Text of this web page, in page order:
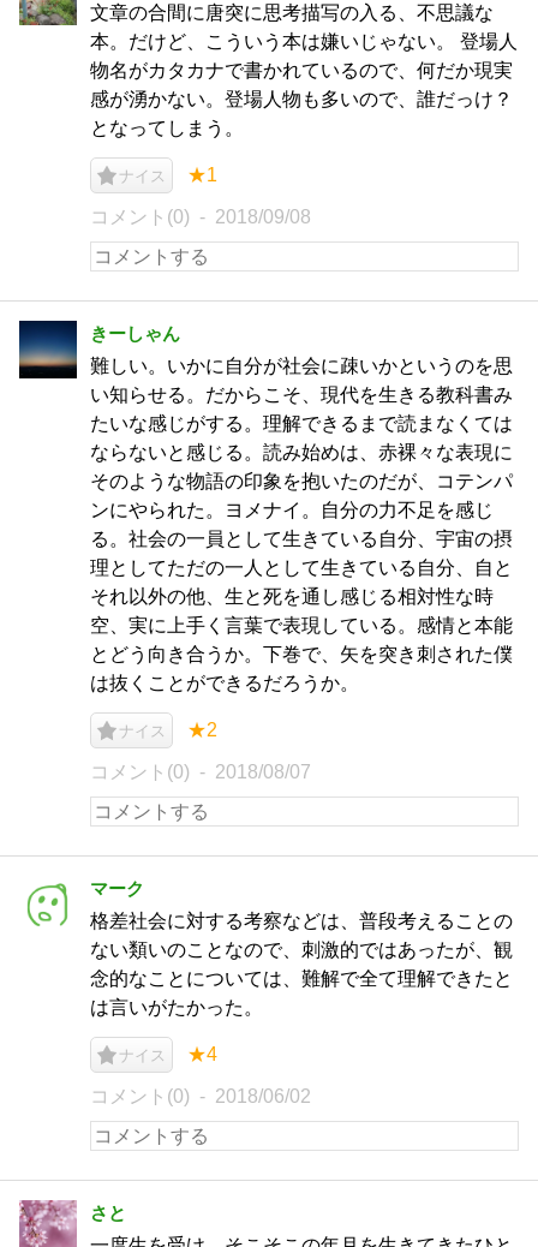
文章の合間に唐突に思考描写の入る、不思議な
本。だけど、こういう本は嫌いじゃない。 登場人
物名がカタカナで書かれているので、何だか現実
感が湧かない。登場人物も多いので、誰だっけ？
となってしまう。
ナイス ★1
コメント(0) 2018/09/08
きーしゃん
難しい。いかに自分が社会に疎いかというのを思
い知らせる。だからこそ、現代を生きる教科書み
たいな感じがする。理解できるまで読まなくては
ならないと感じる。読み始めは、赤裸々な表現に
そのような物語の印象を抱いたのだが、コテンパ
ンにやられた。ヨメナイ。自分の力不足を感じ
る。社会の一員として生きている自分、宇宙の摂
理としてただの一人として生きている自分、自と
それ以外の他、生と死を通し感じる相対性な時
空、実に上手く言葉で表現している。感情と本能
とどう向き合うか。下巻で、矢を突き刺された僕
は抜くことができるだろうか。
ナイス ★2
コメント(0) 2018/08/07
マーク
格差社会に対する考察などは、普段考えることの
ない類いのことなので、刺激的ではあったが、観
念的なことについては、難解で全て理解できたと
は言いがたかった。
ナイス ★4
コメント(0) 2018/06/02
さと